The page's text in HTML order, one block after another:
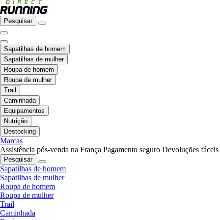
Pesquisar
Sapatilhas de homem
Sapatilhas de mulher
Roupa de homem
Roupa de mulher
Trail
Caminhada
Equipamentos
Nutrição
Destocking
Marcas
Assistência pós-venda na França Pagamento seguro Devoluções fáceis
Pesquisar
Sapatilhas de homem
Sapatilhas de mulher
Roupa de homem
Roupa de mulher
Trail
Caminhada